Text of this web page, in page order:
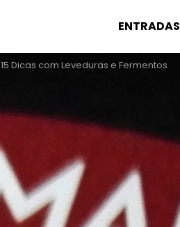
ENTRADAS
15 Dicas com Leveduras e Fermentos